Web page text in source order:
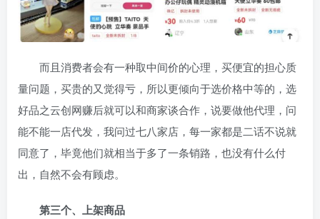
而且消费者会有一种取中间价的心理，买便宜的担心质
量问题，买贵的又觉得亏，所以更倾向于选价格中等的，选
好品之云创网赚后就可以和商家谈合作，说要做他代理，问
能不能一店代发，我问过七八家店，每一家都是二话不说就
同意了，毕竟他们就相当于多了一条销路，也没有什么付
出，自然不会有顾虑。
第三个、上架商品